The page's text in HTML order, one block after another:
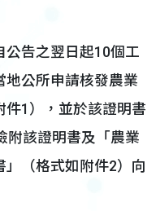
公告之翌日起10個工
地公所申請核發農業
件1），並於該證明書
附該證明書及「農業
（格式如附件2）向